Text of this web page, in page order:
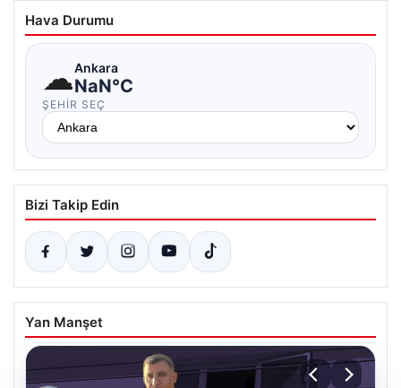
Hava Durumu
☁Ankara
NaN°C
ŞEHIR SEÇ
Bizi Takip Edin
Yan Manşet